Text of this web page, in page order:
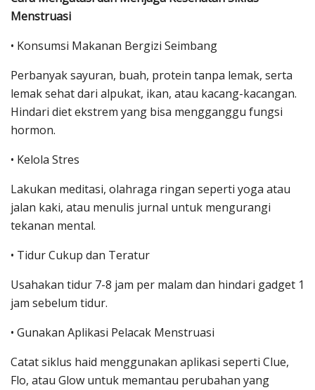
Menstruasi
• Konsumsi Makanan Bergizi Seimbang
Perbanyak sayuran, buah, protein tanpa lemak, serta
lemak sehat dari alpukat, ikan, atau kacang-kacangan.
Hindari diet ekstrem yang bisa mengganggu fungsi
hormon.
• Kelola Stres
Lakukan meditasi, olahraga ringan seperti yoga atau
jalan kaki, atau menulis jurnal untuk mengurangi
tekanan mental.
• Tidur Cukup dan Teratur
Usahakan tidur 7-8 jam per malam dan hindari gadget 1
jam sebelum tidur.
• Gunakan Aplikasi Pelacak Menstruasi
Catat siklus haid menggunakan aplikasi seperti Clue,
Flo, atau Glow untuk memantau perubahan yang